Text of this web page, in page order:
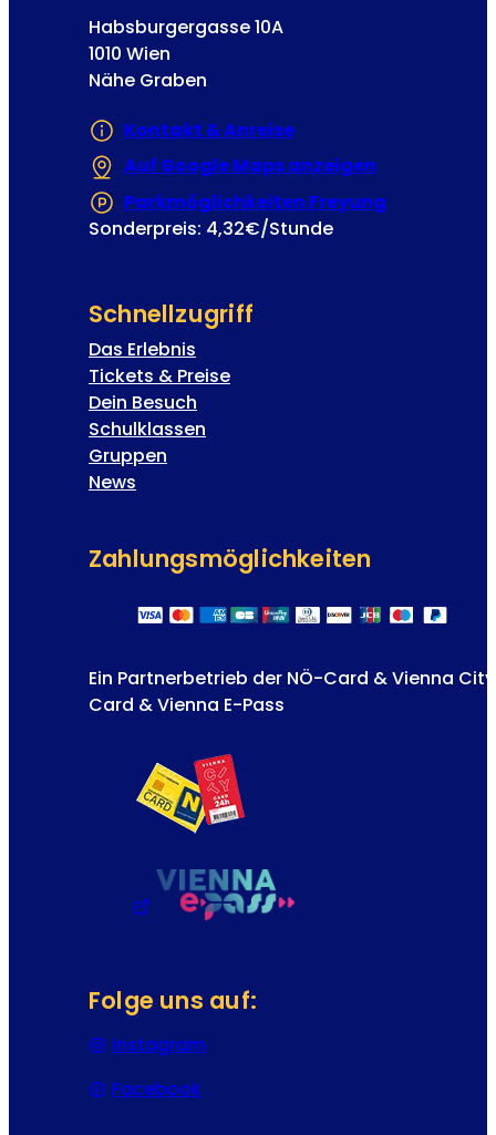
Habsburgergasse 10A
1010 Wien
Nähe Graben
Kontakt & Anreise
Auf Google Maps anzeigen
Parkmöglichkeiten Freyung
Sonderpreis: 4,32€/Stunde
Schnellzugriff
Das Erlebnis
Tickets & Preise
Dein Besuch
Schulklassen
Gruppen
News
Zahlungs­möglichkeiten
Ein Partnerbetrieb der NÖ-Card & Vienna City
Card & Vienna E-Pass
Folge uns auf:
Instagram
Facebook